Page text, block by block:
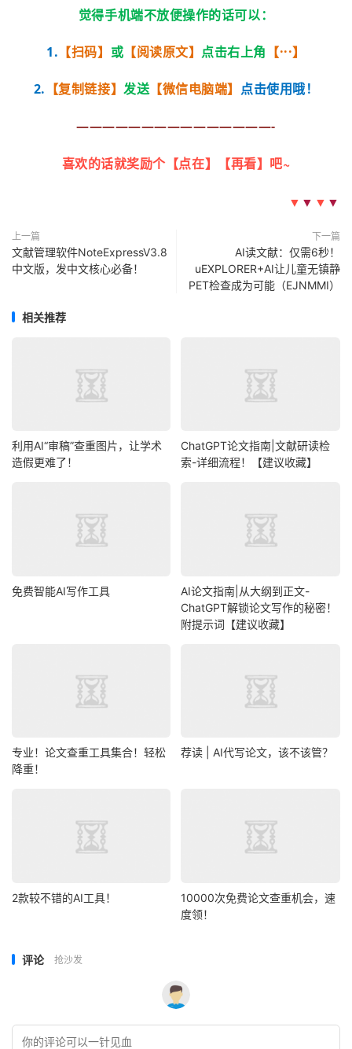
觉得手机端不放便操作的话可以：
1. 【扫码】 或 【阅读原文】 点击右上角 【···】
2. 【复制链接】发送【微信电脑端】 点击使用哦！
———————————————-
喜欢的话就奖励个【点在】【再看】吧~
▼ ▼ ▼ ▼
上一篇
文献管理软件NoteExpressV3.8
中文版，发中文核心必备！
下一篇
AI读文献：仅需6秒！
uEXPLORER+AI让儿童无镇静
PET检查成为可能（EJNMMI）
相关推荐
利用AI“审稿”查重图片，让学术
造假更难了！
ChatGPT论文指南|文献研读检
索-详细流程！【建议收藏】
免费智能AI写作工具
AI论文指南|从大纲到正文-
ChatGPT解锁论文写作的秘密！
附提示词【建议收藏】
专业！论文查重工具集合！轻松
降重！
荐读 | AI代写论文，该不该管？
2款较不错的AI工具！
10000次免费论文查重机会，速
度领！
评论 抢沙发